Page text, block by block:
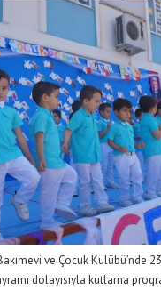
ve Çocuk Kulübü’nde
dolayısıyla kutlama